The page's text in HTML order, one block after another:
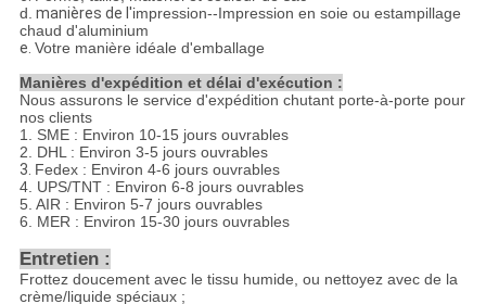
d. manières de l'impression--Impression en soie ou estampillage
chaud d'aluminium
e. Votre manière idéale d'emballage
Manières d'expédition et délai d'exécution :
Nous assurons le service d'expédition chutant porte-à-porte pour
nos clients
1. SME : Environ 10-15 jours ouvrables
2. DHL : Environ 3-5 jours ouvrables
3. Fedex : Environ 4-6 jours ouvrables
4. UPS/TNT : Environ 6-8 jours ouvrables
5. AIR : Environ 5-7 jours ouvrables
6. MER : Environ 15-30 jours ouvrables
Entretien :
Frottez doucement avec le tissu humide, ou nettoyez avec de la
crème/liquide spéciaux ;